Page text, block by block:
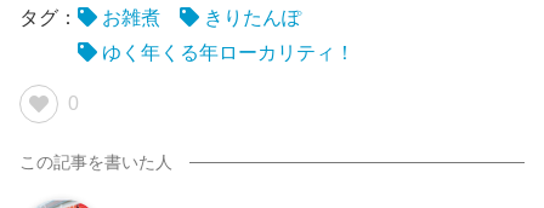
タグ：
お雑煮
きりたんぽ
ゆく年くる年ローカリティ！
0